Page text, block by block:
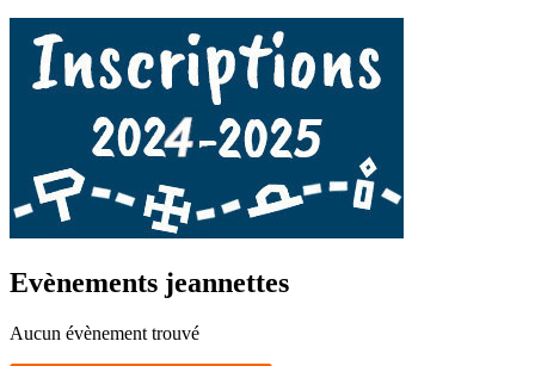
Evènements jeannettes
Aucun évènement trouvé